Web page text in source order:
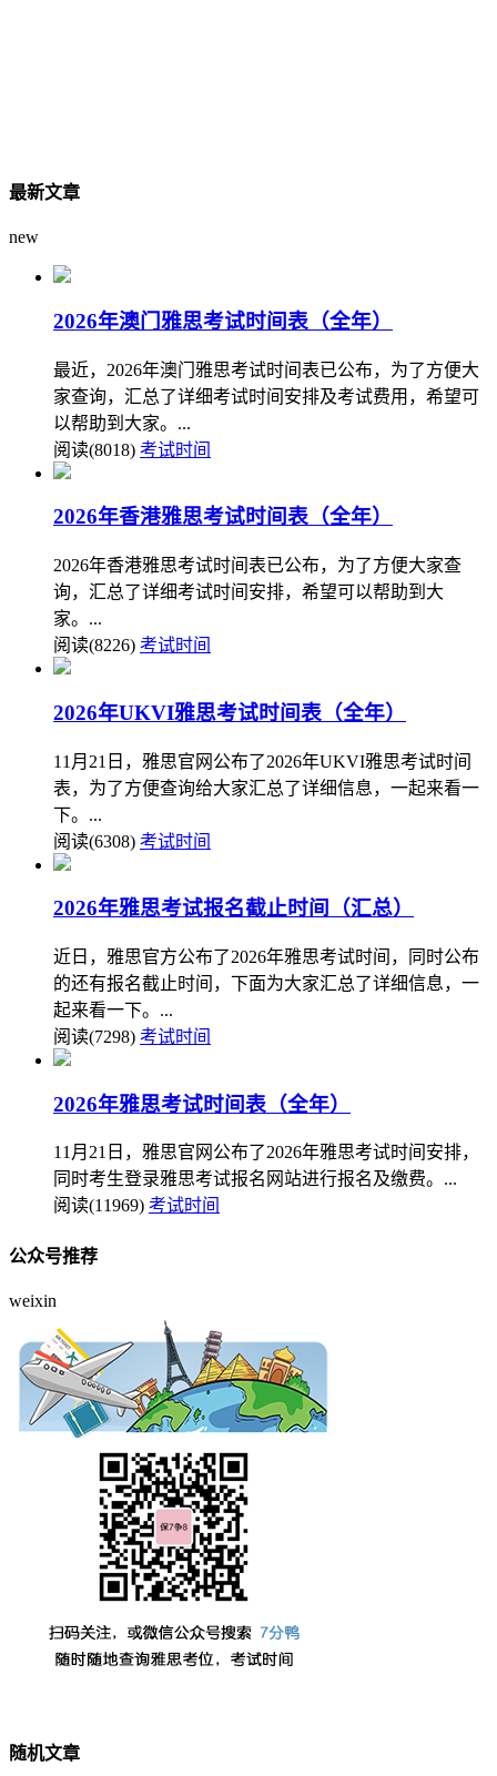
最新文章
new
2026年澳门雅思考试时间表（全年）
最近，2026年澳门雅思考试时间表已公布，为了方便大
家查询，汇总了详细考试时间安排及考试费用，希望可
以帮助到大家。...
阅读(8018) 考试时间
2026年香港雅思考试时间表（全年）
2026年香港雅思考试时间表已公布，为了方便大家查
询，汇总了详细考试时间安排，希望可以帮助到大
家。...
阅读(8226) 考试时间
2026年UKVI雅思考试时间表（全年）
11月21日，雅思官网公布了2026年UKVI雅思考试时间
表，为了方便查询给大家汇总了详细信息，一起来看一
下。...
阅读(6308) 考试时间
2026年雅思考试报名截止时间（汇总）
近日，雅思官方公布了2026年雅思考试时间，同时公布
的还有报名截止时间，下面为大家汇总了详细信息，一
起来看一下。...
阅读(7298) 考试时间
2026年雅思考试时间表（全年）
11月21日，雅思官网公布了2026年雅思考试时间安排，
同时考生登录雅思考试报名网站进行报名及缴费。...
阅读(11969) 考试时间
公众号推荐
weixin
随机文章